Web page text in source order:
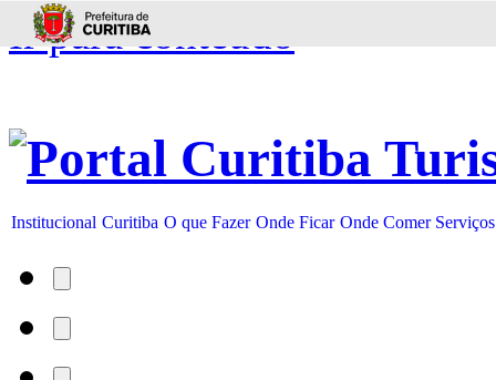
Ir para conteúdo
Institucional Curitiba O que Fazer Onde Ficar Onde Comer Serviços